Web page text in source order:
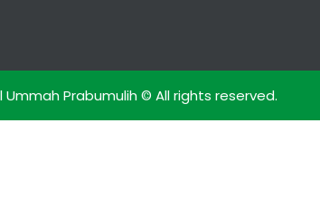
Ummah Prabumulih © All rights reserved.